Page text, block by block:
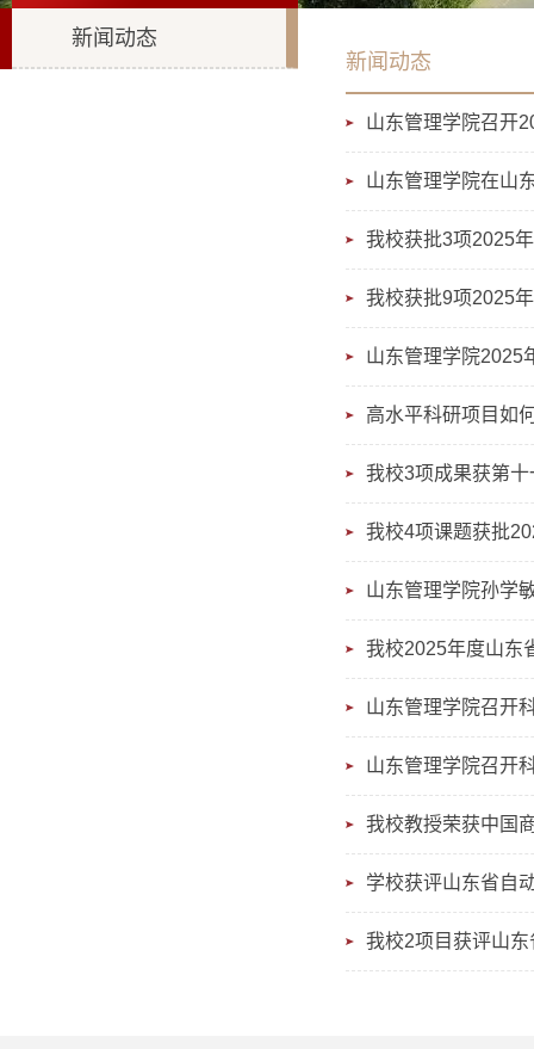
新闻动态
新闻动态
山东管理学院召开
山东管理学院在山
我校获批3项2025
我校获批9项2025
山东管理学院2025
高水平科研项目如
我校3项成果获第
我校4项课题获批
山东管理学院孙学
我校2025年度山东
山东管理学院召开
山东管理学院召开
我校教授荣获中国
学校获评山东省自
我校2项目获评山